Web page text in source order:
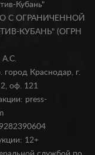
Кубань"
С ОГРАНИЧЕННОЙ
КУБАНЬ" (ОГРН
А.С.
город Краснодар, г.
оф. 121
press-
12+